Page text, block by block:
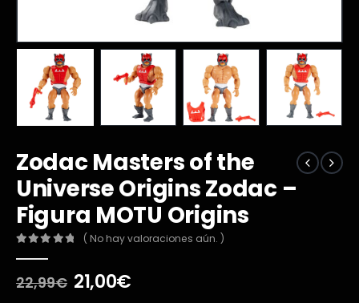
Zodac Masters of the
Universe Origins Zodac –
Figura MOTU Origins
( No hay valoraciones aún. )
22,99€ El
21,00€El